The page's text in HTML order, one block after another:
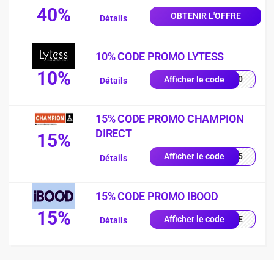
40% OBTENIR L'OFFRE
Détails
10%
10% CODE PROMO LYTESS
Afficher le codeSS10
Détails
15%
15% CODE PROMO CHAMPION
DIRECT
Afficher le codeUE15
Détails
15%
15% CODE PROMO IBOOD
Afficher le codeIQUE
Détails